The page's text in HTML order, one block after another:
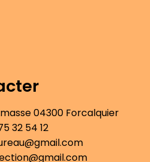
04300 Forcalquier
32 54 12